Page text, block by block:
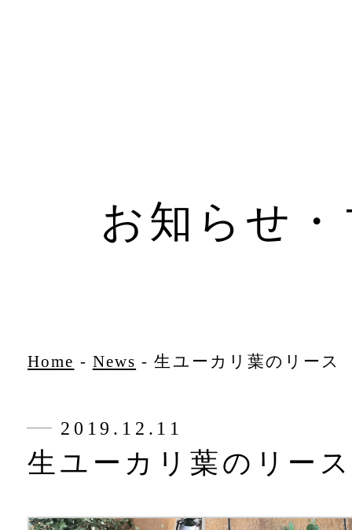
お知らせ
Home - News -生ユーカリ葉のリース
2019.12.11
生ユーカリ葉のリース